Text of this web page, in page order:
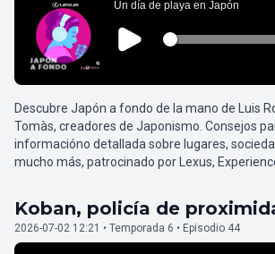
Descubre Japón a fondo de la mano de Luis
Tomàs, creadores de Japonismo. Consejos
informacióno detallada sobre lugares,
mucho más, patrocinado por Lexus,
Koban, policía de
2026-07-02 12:21 • Temporada 6 • Episodio 44